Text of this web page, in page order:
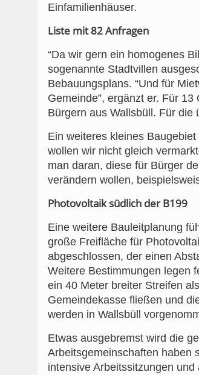
Einfamilienhäuser.
Liste mit 82 Anfragen
“Da wir gern ein homogenes
sogenannte Stadtvillen
Bebauungsplans. “Und für
Gemeinde”, ergänzt er. Für
Bürgern aus Wallsbüll. Für die
Ein weiteres kleines
wollen wir nicht gleich
man daran, diese für Bürger
verändern wollen,
Photovoltaik südlich der B199
Eine weitere Bauleitplanung
große Freifläche für
abgeschlossen, der einen
Weitere Bestimmungen legen
ein 40 Meter breiter Streifen
Gemeindekasse fließen und
werden in Wallsbüll
Etwas ausgebremst wird die
Arbeitsgemeinschaften haben
intensive Arbeitssitzungen